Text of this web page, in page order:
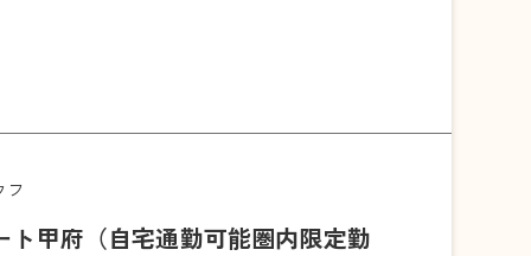
フ
ト甲府（自宅通勤可能圏内限定勤